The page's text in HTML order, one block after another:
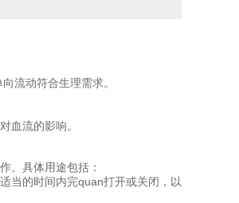
流动符合生理需求。
血流的影响。
。具体用途包括：
当的时间内完quan打开或关闭，以